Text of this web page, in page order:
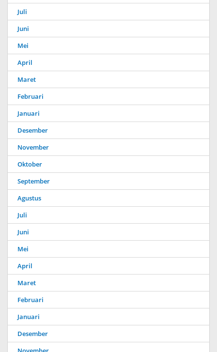
Juli
Juni
Mei
April
Maret
Februari
Januari
Desember
November
Oktober
September
Agustus
Juli
Juni
Mei
April
Maret
Februari
Januari
Desember